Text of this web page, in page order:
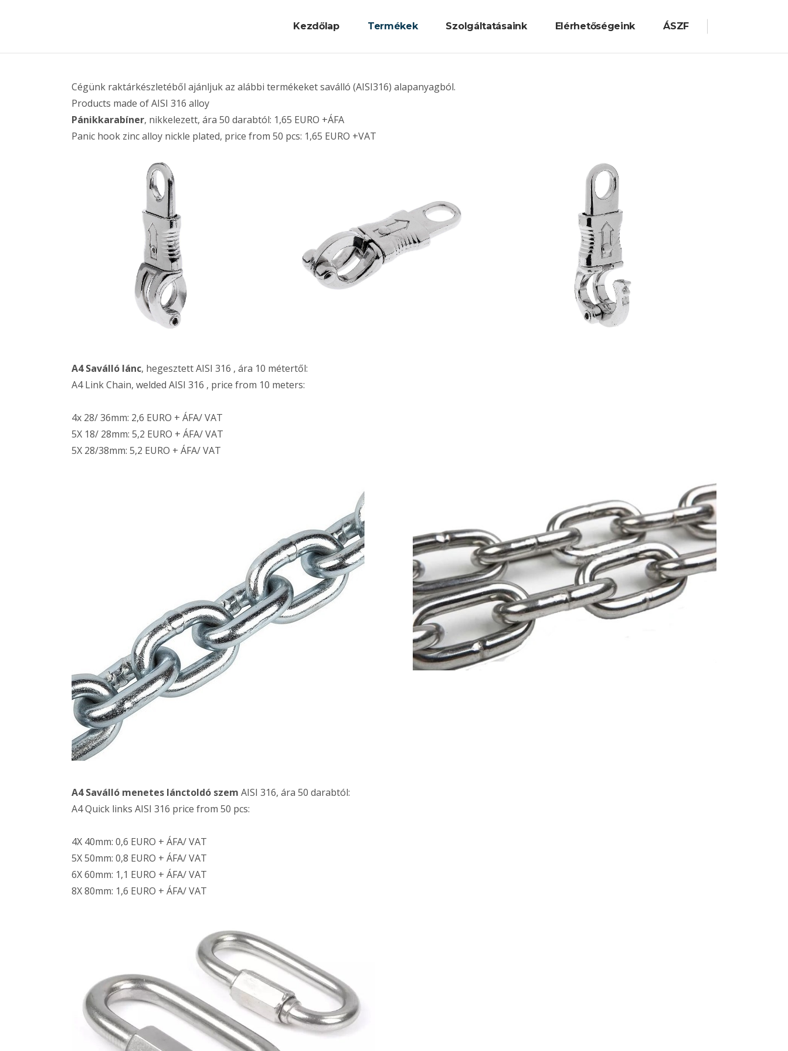
Kezdőlap Termékek Szolgáltatásaink Elérhetőségeink ÁSZF
Cégünk raktárkészletéből ajánljuk az alábbi termékeket saválló (AISI316) alapanyagból.
Products made of AISI 316 alloy
Pánikkarabíner, nikkelezett, ára 50 darabtól: 1,65 EURO +ÁFA
Panic hook zinc alloy nickle plated, price from 50 pcs: 1,65 EURO +VAT
A4 Saválló lánc, hegesztett AISI 316 , ára 10 métertől:
A4 Link Chain, welded AISI 316 , price from 10 meters:
4x 28/ 36mm: 2,6 EURO + ÁFA/ VAT
5X 18/ 28mm: 5,2 EURO + ÁFA/ VAT
5X 28/38mm: 5,2 EURO + ÁFA/ VAT
A4 Saválló menetes lánctoldó szem AISI 316, ára 50 darabtól:
A4 Quick links AISI 316 price from 50 pcs:
4X 40mm: 0,6 EURO + ÁFA/ VAT
5X 50mm: 0,8 EURO + ÁFA/ VAT
6X 60mm: 1,1 EURO + ÁFA/ VAT
8X 80mm: 1,6 EURO + ÁFA/ VAT